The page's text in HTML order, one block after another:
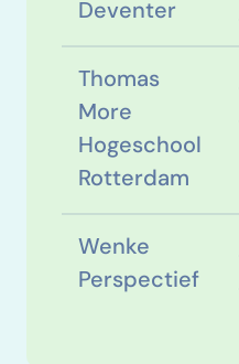
Deventer
Thomas
More
Hogeschool
Rotterdam
Wenke
Perspectief